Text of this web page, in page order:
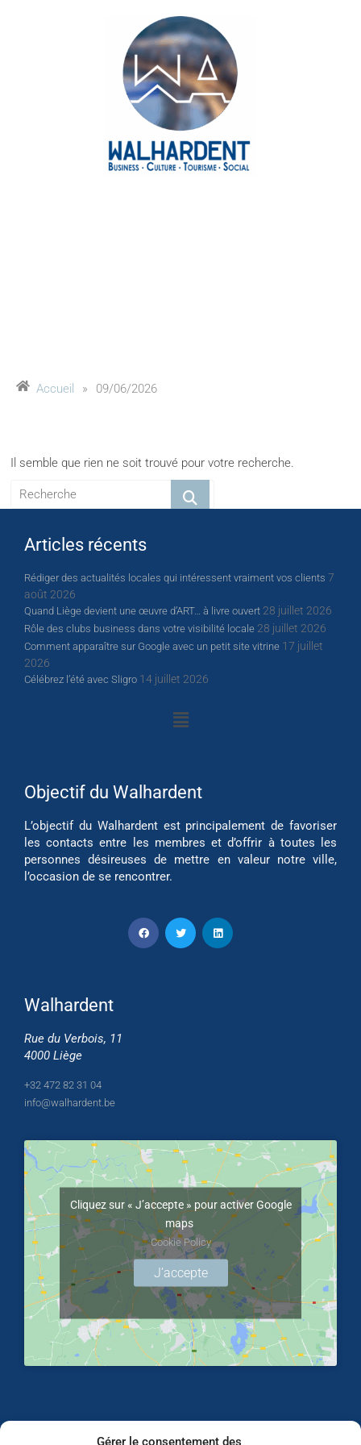
Gérer le consentement des
Accueil » 09/06/2026
Il semble que rien ne soit trouvé pour votre recherche.
Articles récents
Rédiger des actualités locales qui intéressent vraiment vos clients 7
août 2026
Quand Liège devient une œuvre d’ART… à livre ouvert 28 juillet 2026
Rôle des clubs business dans votre visibilité locale 28 juillet 2026
Comment apparaître sur Google avec un petit site vitrine 17 juillet
2026
Célébrez l’été avec Sligro 14 juillet 2026
Objectif du Walhardent
L’objectif du Walhardent est principalement de favoriser
les contacts entre les membres et d’offrir à toutes les
personnes désireuses de mettre en valeur notre ville,
l’occasion de se rencontrer.
Walhardent
Rue du Verbois, 11
4000 Liège
+32 472 82 31 04
info@walhardent.be
Cliquez sur « J’accepte » pour activer Google
maps
Cookie Policy
J’accepte